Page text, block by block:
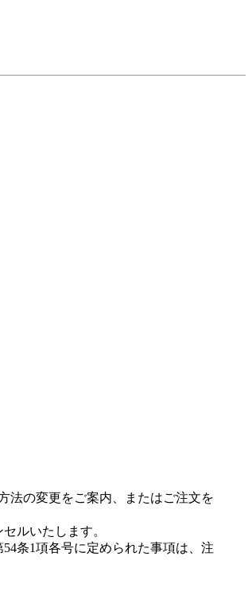
法の変更をご案内、またはご注文を
ルいたします。
条1項各号に定められた事項は、注